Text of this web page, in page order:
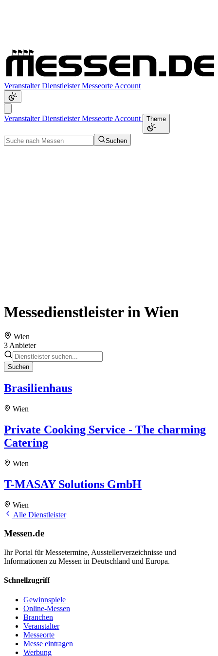
VeranstalterDienstleisterMesseorte Account
VeranstalterDienstleisterMesseorte Account Theme
Suchen
Messedienstleister in Wien
Wien
3 Anbieter
Suchen
Brasilienhaus
Wien
Private Cooking Service - The charming
Catering
Wien
T-MASAY Solutions GmbH
Wien
Alle Dienstleister
Messen.de
Ihr Portal für Messetermine, Ausstellerverzeichnisse und
Informationen zu Messen in Deutschland und Europa.
Schnellzugriff
Gewinnspiele
Online-Messen
Branchen
Veranstalter
Messeorte
Messe eintragen
Werbung